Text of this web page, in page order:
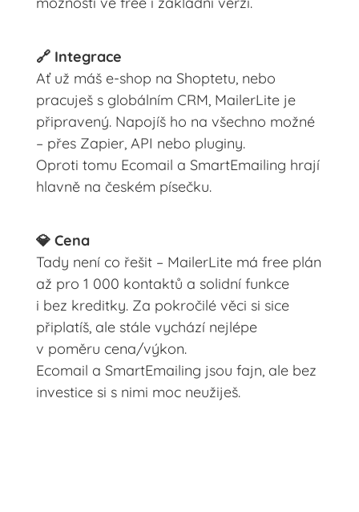
🔗 Integrace
Ať už máš e-shop na Shoptetu, nebo
pracuješ s globálním CRM, MailerLite je
připravený. Napojíš ho na všechno možné
– přes Zapier, API nebo pluginy.
Oproti tomu Ecomail a SmartEmailing hrají
hlavně na českém písečku.
💎 Cena
Tady není co řešit – MailerLite má free plán
až pro 1 000 kontaktů a solidní funkce
i bez kreditky. Za pokročilé věci si sice
připlatíš, ale stále vychází nejlépe
v poměru cena/výkon.
Ecomail a SmartEmailing jsou fajn, ale bez
investice si s nimi moc neužiješ.